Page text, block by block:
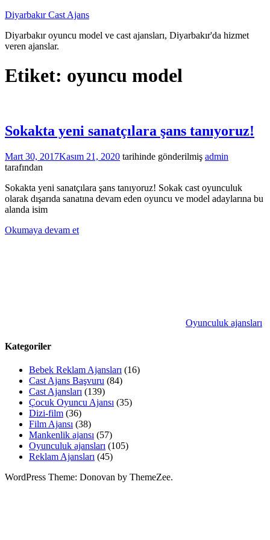
İçeriğe
Diyarbakır Cast Ajans
Diyarbakır oyuncu model ve cast ajansları, Diyarbakır'da hizmet
veren ajanslar.
Etiket: oyuncu model
Sokakta yeni sanatçılara şans tanıyoruz!
Mart 30, 2017Kasım 21, 2020 tarihinde gönderilmiş admin
tarafından
Sokakta yeni sanatçılara şans tanıyoruz! Sokak cast oyunculuk
olarak dışarıda sanatına devam eden oyuncu ve model adaylarına bu
alanda isim
Okumaya devam et
Oyunculuk ajansları
Kategoriler
Bebek Reklam Ajansları (16)
Cast Ajans Başvuru (84)
Cast Ajansları (139)
Çocuk Oyuncu Ajansı (35)
Dizi-film (36)
Film Ajansı (38)
Mankenlik ajansı (57)
Oyunculuk ajansları (105)
Reklam Ajansları (45)
WordPress Theme: Donovan by ThemeZee.